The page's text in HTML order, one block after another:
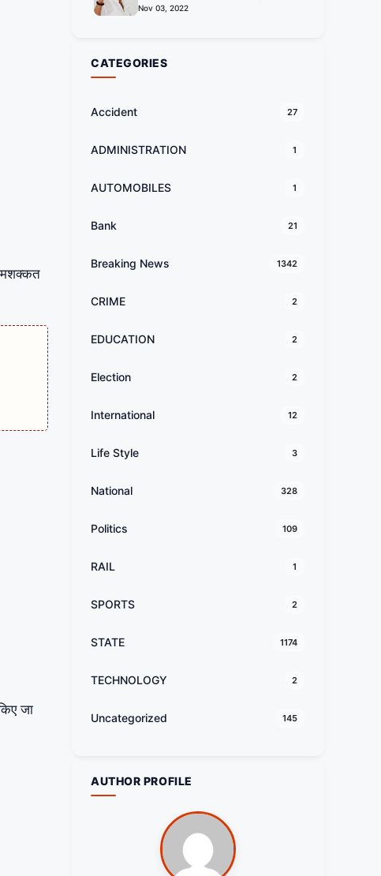
मशक्कत
जा
Nov 03, 2022
CATEGORIES
Accident 27
ADMINISTRATION 1
AUTOMOBILES 1
Bank 21
Breaking News 1342
CRIME 2
EDUCATION 2
Election 2
International 12
Life Style 3
National 328
Politics 109
RAIL 1
SPORTS 2
STATE 1174
TECHNOLOGY 2
Uncategorized 145
AUTHOR PROFILE